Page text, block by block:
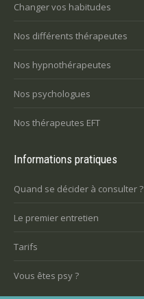
Changer vos habitudes
Nos différents thérapeutes
Nos hypnothérapeutes
Nos psychologues
Nos thérapeutes EFT
Informations pratiques
Quand se décider à consulter ?
Le premier entretien
Tarifs
Vous êtes psy ?